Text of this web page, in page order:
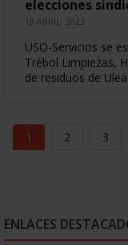
elecciones
18 ABRIL, 2023
USO-Servicios se
Trébol Limpiezas,
de residuos de
1 2 3
ENLACES